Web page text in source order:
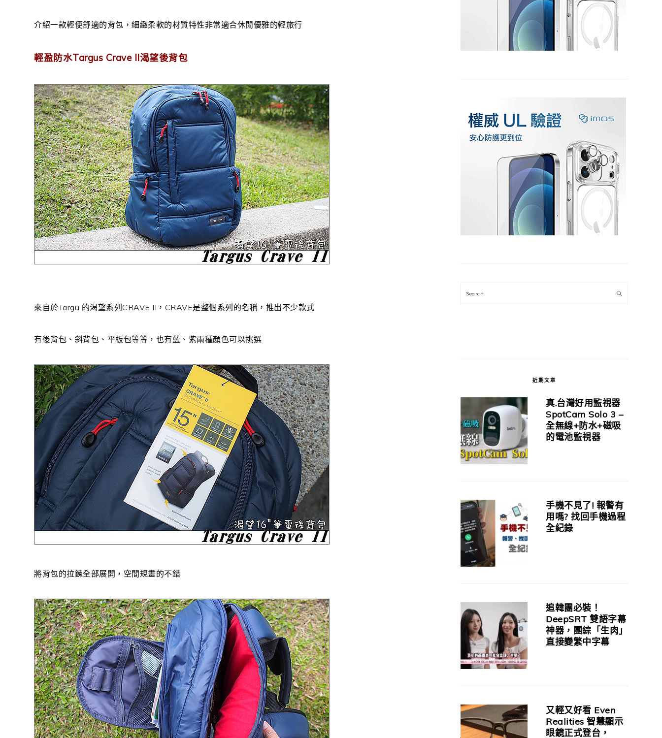
介紹一款輕便舒適的背包，細緻柔軟的材質特性非常適合休閒優雅的輕旅行
輕盈防水Targus Crave II渴望後背包
來自於Targu 的渴望系列CRAVE II，CRAVE是整個系列的名稱，推出不少款式
有後背包、斜背包、平板包等等，也有藍、紫兩種顏色可以挑選
將背包的拉鍊全部展開，空間規畫的不錯
Search
近期文章
真.台灣好用監視器
SpotCam Solo 3 –
全無線+防水+磁吸
的電池監視器
手機不見了! 報警有
用嗎? 找回手機過程
全紀錄
追韓團必裝！
DeepSRT 雙語字幕
神器，團綜「生肉」
直接變繁中字幕
又輕又好看 Even
Realities 智慧顯示
眼鏡正式登台，